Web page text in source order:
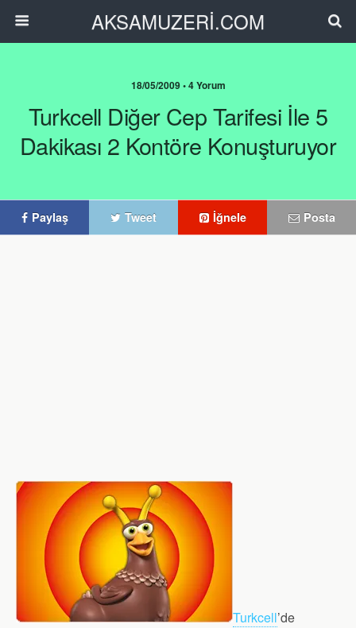
AKSAMUZERİ.COM
18/05/2009 • 4 Yorum
Turkcell Diğer Cep Tarifesi İle 5
Dakikası 2 Kontöre Konuşturuyor
Paylaş Tweet İğnele Posta
Turkcell’de